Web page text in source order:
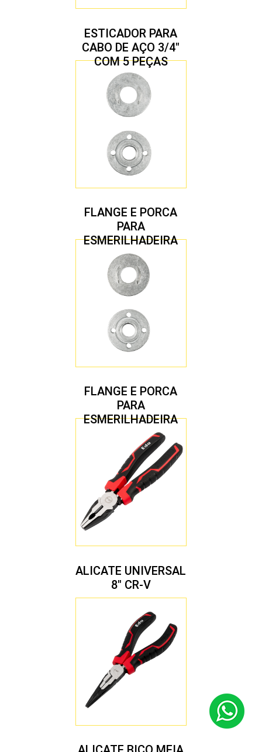
ESTICADOR PARA
CABO DE AÇO 3/4″
COM 5 PEÇAS
FLANGE E PORCA
PARA
ESMERILHADEIRA
4.1/2″ 22,23 MM
FLANGE E PORCA
PARA
ESMERILHADEIRA
4.1/2″ 20,00 MM
ALICATE UNIVERSAL
8″ CR-V